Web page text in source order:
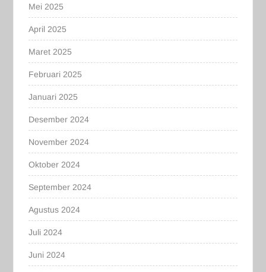
Mei 2025
April 2025
Maret 2025
Februari 2025
Januari 2025
Desember 2024
November 2024
Oktober 2024
September 2024
Agustus 2024
Juli 2024
Juni 2024